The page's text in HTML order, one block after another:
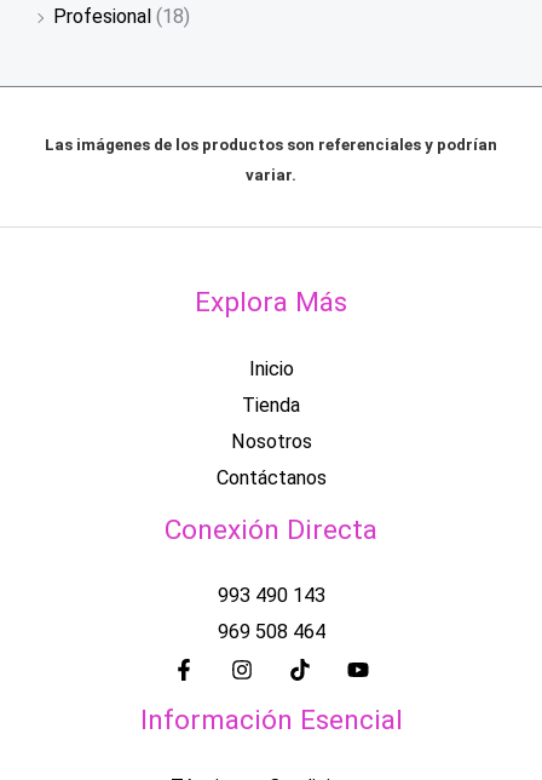
Profesional (18)
Las imágenes de los productos son referenciales y podrían
variar.
Explora Más
Inicio
Tienda
Nosotros
Contáctanos
Conexión Directa
993 490 143
969 508 464
Información Esencial